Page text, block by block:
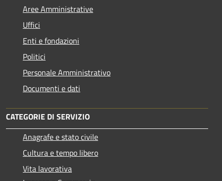
Aree Amministrative
Uffici
Enti e fondazioni
Politici
Personale Amministrativo
Documenti e dati
CATEGORIE DI SERVIZIO
Anagrafe e stato civile
Cultura e tempo libero
Vita lavorativa